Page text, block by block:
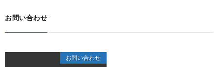
お問い合わせ
お問い合わせ